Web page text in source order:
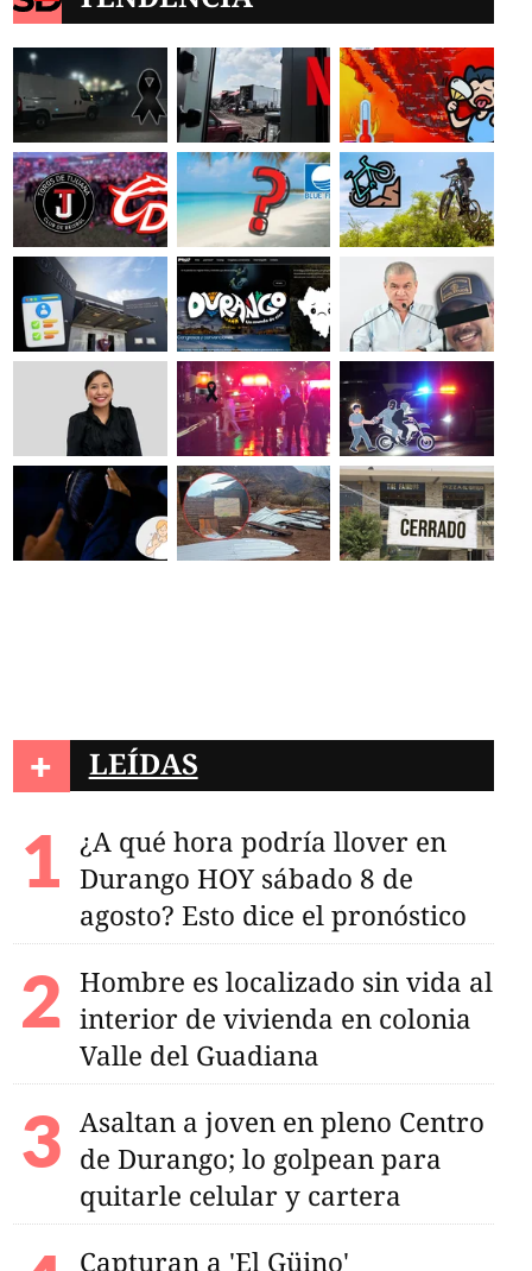
+ LEÍDAS
¿A qué hora podría llover en
Durango HOY sábado 8 de
agosto? Esto dice el pronóstico
Hombre es localizado sin vida al
interior de vivienda en colonia
Valle del Guadiana
Asaltan a joven en pleno Centro
de Durango; lo golpean para
quitarle celular y cartera
Capturan a 'El Güino'